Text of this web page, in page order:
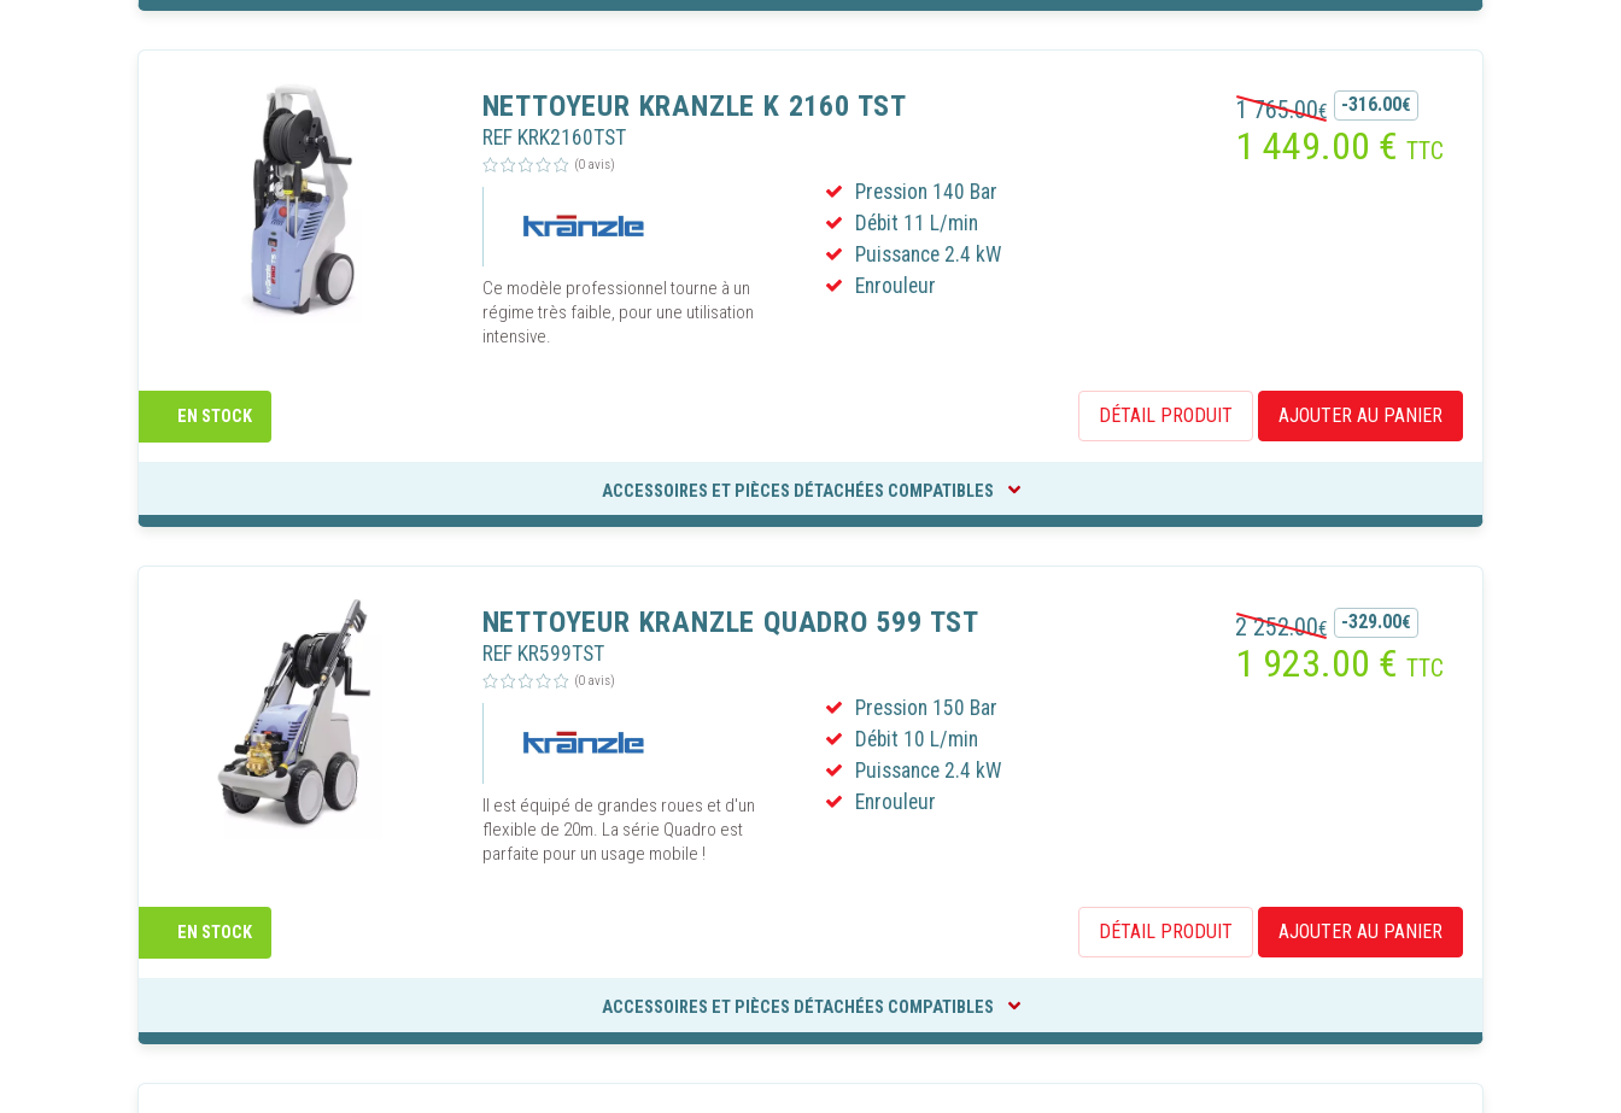
NETTOYEUR KRANZLE K 2160 TST
REF KRK2160TST
(0 avis)
1 765.00€ -316.00€
1 449.00 € TTC
Ce modèle professionnel tourne à un
régime très faible, pour une utilisation
intensive.
Pression 140 Bar
Débit 11 L/min
Puissance 2.4 kW
Enrouleur
EN STOCK DÉTAIL PRODUIT AJOUTER AU PANIER
ACCESSOIRES ET PIÈCES DÉTACHÉES COMPATIBLES
NETTOYEUR KRANZLE QUADRO 599 TST
REF KR599TST
(0 avis)
2 252.00€ -329.00€
1 923.00 € TTC
Il est équipé de grandes roues et d'un
flexible de 20m. La série Quadro est
parfaite pour un usage mobile !
Pression 150 Bar
Débit 10 L/min
Puissance 2.4 kW
Enrouleur
EN STOCK DÉTAIL PRODUIT AJOUTER AU PANIER
ACCESSOIRES ET PIÈCES DÉTACHÉES COMPATIBLES
GÉRER LE CONSENTEMENT AUX COOKIES
Vaudaux utilise des technologies telles que les cookies pour stocker et/ou accéder aux
informations sur votre appareil. En cliquant sur « Autoriser les cookies », vous acceptez que
Vaudaux déposent des cookies sur votre appareil pour garantir le bon fonctionnement du site,
de consultation des publicités. En cliquant sur « Continuer sans accepter », seul les cookies
retirer son consentement peut empêcher le bon fonctionnement de certains services.
Vous pourrez à tout moment modifier vos préférences en cliquant sur le lien "Gestion des
cookies" accessible en bas de toutes les pages de notre site.